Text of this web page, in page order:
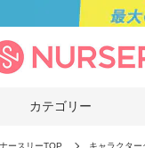
カテゴリー
ナースリーTOP キャラクター